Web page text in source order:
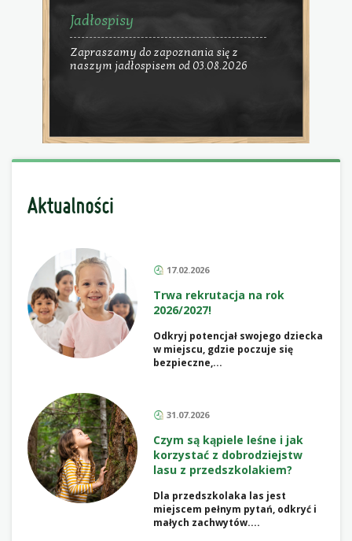
Jadłospisy
Zapraszamy do zapoznania się z
naszym jadłospisem od 03.08.2026
17.02.2026
Trwa rekrutacja na rok
2026/2027!
Odkryj potencjał swojego dziecka
w miejscu, gdzie poczuje się
bezpieczne,...
31.07.2026
Czym są kąpiele leśne i jak
korzystać z dobrodziejstw
lasu z przedszkolakiem?
Dla przedszkolaka las jest
miejscem pełnym pytań, odkryć i
małych zachwytów....